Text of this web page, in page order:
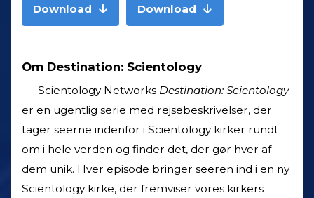
Download Download
Om Destination: Scientology
Scientology Networks Destination: Scientology
er en ugentlig serie med rejsebeskrivelser, der
tager seerne indenfor i Scientology kirker rundt
om i hele verden og finder det, der gør hver af
dem unik. Hver episode bringer seeren ind i en ny
Scientology kirke, der fremviser vores kirkers